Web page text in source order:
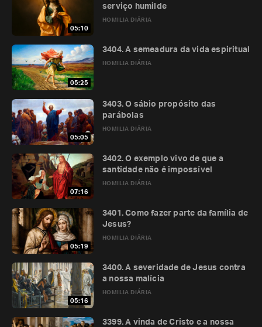
05:10
HOMILIA DIÁRIA
serviço humilde
05:25
HOMILIA DIÁRIA
3404. A semeadura da vida espiritual
05:05
HOMILIA DIÁRIA
3403. O sábio propósito das
parábolas
07:16
HOMILIA DIÁRIA
3402. O exemplo vivo de que a
santidade não é impossível
05:19
HOMILIA DIÁRIA
3401. Como fazer parte da família de
Jesus?
05:16
HOMILIA DIÁRIA
3400. A severidade de Jesus contra
a nossa malícia
3399. A vinda de Cristo e a nossa